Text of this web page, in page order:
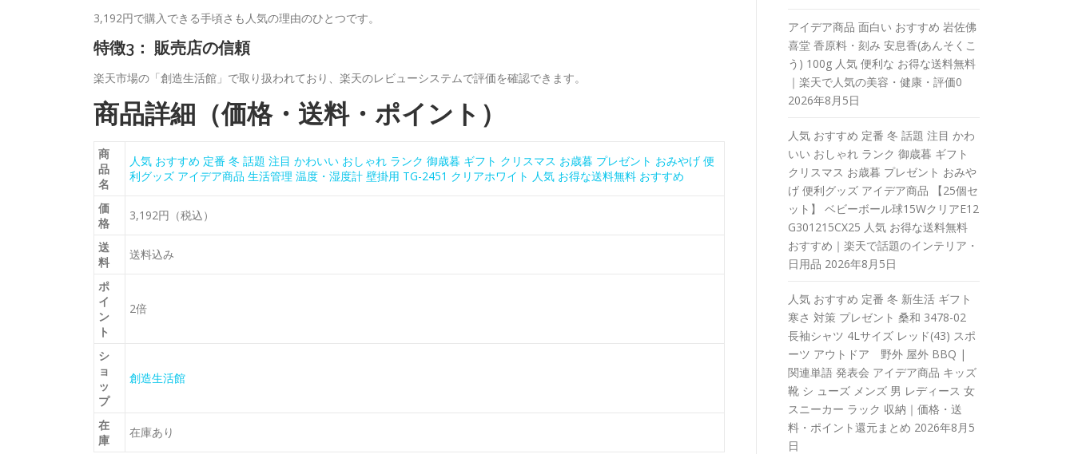
3,192円で購入できる手頃さも人気の理由のひとつです。
特徴3： 販売店の信頼
楽天市場の「創造生活館」で取り扱われており、楽天のレビューシステムで評価を確認できます。
商品詳細（価格・送料・ポイント）
商
品
名
人気 おすすめ 定番 冬 話題 注目 かわいい おしゃれ ランク 御歳暮 ギフト クリスマス お歳暮 プレゼント おみやげ 便
利グッズ アイデア商品 生活管理 温度・湿度計 壁掛用 TG-2451 クリアホワイト 人気 お得な送料無料 おすすめ
価
格
3,192円（税込）
送
料
送料込み
ポ
イ
ン
ト
2倍
シ
ョ
ッ
プ
創造生活館
在
庫
在庫あり
アイデア商品 面白い おすすめ 岩佐佛
喜堂 香原料・刻み 安息香(あんそくこ
う) 100g 人気 便利な お得な送料無料
｜楽天で人気の美容・健康・評価0
2026年8月5日
人気 おすすめ 定番 冬 話題 注目 かわ
いい おしゃれ ランク 御歳暮 ギフト
クリスマス お歳暮 プレゼント おみや
げ 便利グッズ アイデア商品 【25個セ
ット】 ベビーボール球15WクリアE12
G301215CX25 人気 お得な送料無料
おすすめ｜楽天で話題のインテリア・
日用品 2026年8月5日
人気 おすすめ 定番 冬 新生活 ギフト
寒さ 対策 プレゼント 桑和 3478-02
長袖シャツ 4Lサイズ レッド(43) スポ
ーツ アウトドア 野外 屋外 BBQ |
関連単語 発表会 アイデア商品 キッズ
靴 シ ューズ メンズ 男 レディース 女
スニーカー ラック 収納｜価格・送
料・ポイント還元まとめ 2026年8月5
日